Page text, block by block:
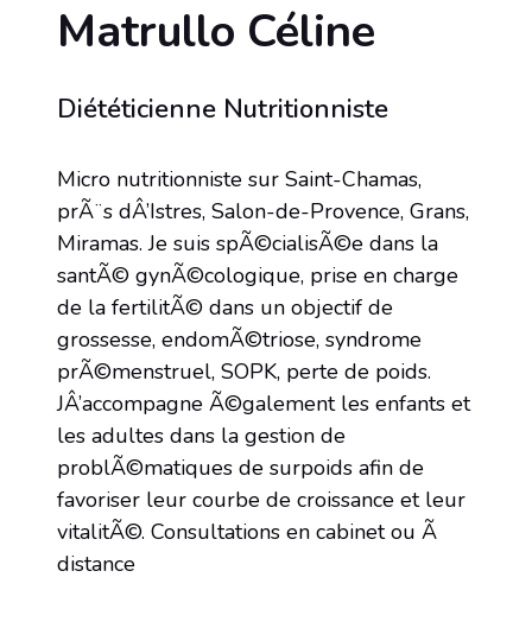
Matrullo Céline
Diététicienne Nutritionniste
Micro nutritionniste sur Saint-Chamas,
prÃ¨s dÂ’Istres, Salon-de-Provence, Grans,
Miramas. Je suis spÃ©cialisÃ©e dans la
santÃ© gynÃ©cologique, prise en charge
de la fertilitÃ© dans un objectif de
grossesse, endomÃ©triose, syndrome
prÃ©menstruel, SOPK, perte de poids.
JÂ’accompagne Ã©galement les enfants et
les adultes dans la gestion de
problÃ©matiques de surpoids afin de
favoriser leur courbe de croissance et leur
vitalitÃ©. Consultations en cabinet ou Ã
distance